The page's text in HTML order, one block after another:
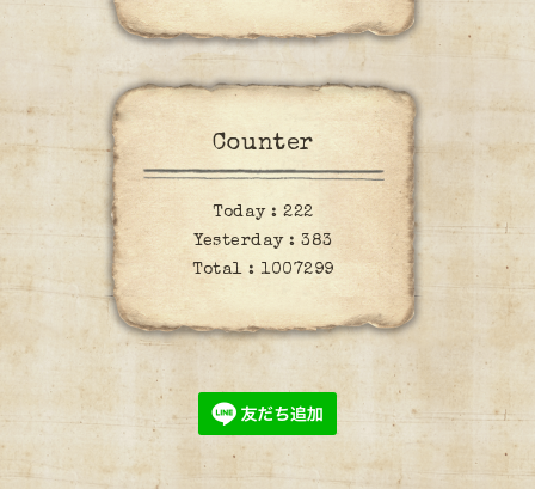
Counter
Today :222
Yesterday :383
Total :1007299